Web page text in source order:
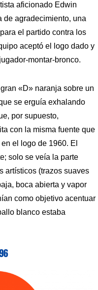
aficionado Edwin
de agradecimiento, una
el partido contra los
aceptó el logo dado y
montar-bronco.
«D» naranja sobre un
se erguía exhalando
por supuesto,
con la misma fuente que
el logo de 1960. El
solo se veía la parte
artísticos (trazos suaves
boca abierta y vapor
como objetivo acentuar
blanco estaba